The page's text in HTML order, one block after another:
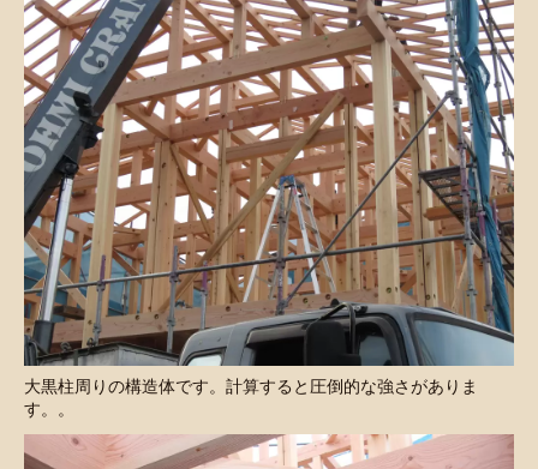
大黒柱周りの構造体です。計算すると圧倒的な強さがありま
す。。